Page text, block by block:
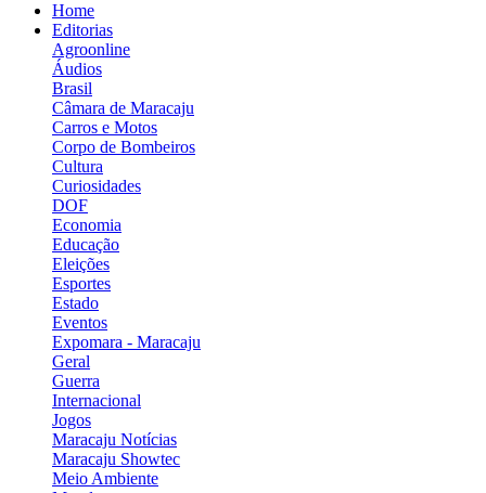
Home
Editorias
Agroonline
Áudios
Brasil
Câmara de Maracaju
Carros e Motos
Corpo de Bombeiros
Cultura
Curiosidades
DOF
Economia
Educação
Eleições
Esportes
Estado
Eventos
Expomara - Maracaju
Geral
Guerra
Internacional
Jogos
Maracaju Notícias
Maracaju Showtec
Meio Ambiente